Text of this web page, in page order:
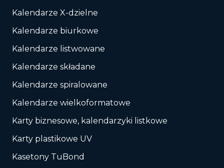
Kalendarze X-dzielne
Kalendarze biurkowe
Kalendarze listwowane
Kalendarze składane
Kalendarze spiralowane
Kalendarze wielkoformatowe
Karty biznesowe, kalendarzyki listkowe
Karty plastikowe UV
Kasetony TuBond